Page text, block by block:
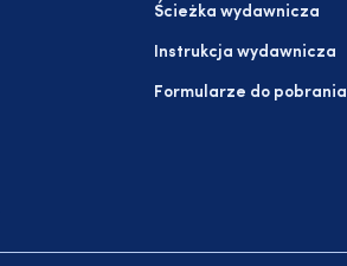
Ścieżka wydawnicza
Instrukcja wydawnicza
Formularze do pobrania